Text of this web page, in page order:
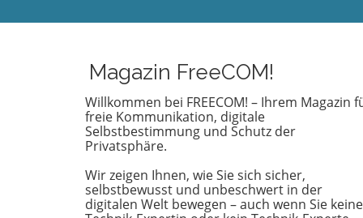
Entwicklungen betrifft die ICO
(Information Commissioner's
Office) im Vereinigten Königreich,
die neue Verpflichtungen für
Beschwerden im Bereich des
Datenschutzes eingeführt hat.
Diese Regelungen zielen darauf ab,
den Beschwerdeprozess zu
optimieren und sicherzustellen,
nicht
einer
Magazin FreeCOM!
Willkommen bei FREECOM! – Ihrem Magazin
freie Kommunikation, digitale
Selbstbestimmung und Schutz der
Privatsphäre.
Wir zeigen Ihnen, wie Sie sich sicher,
selbstbewusst und unbeschwert in der
digitalen Welt bewegen – auch wenn Sie keine